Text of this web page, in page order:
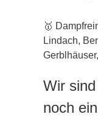
🥇
Lindach,
Wir
noch